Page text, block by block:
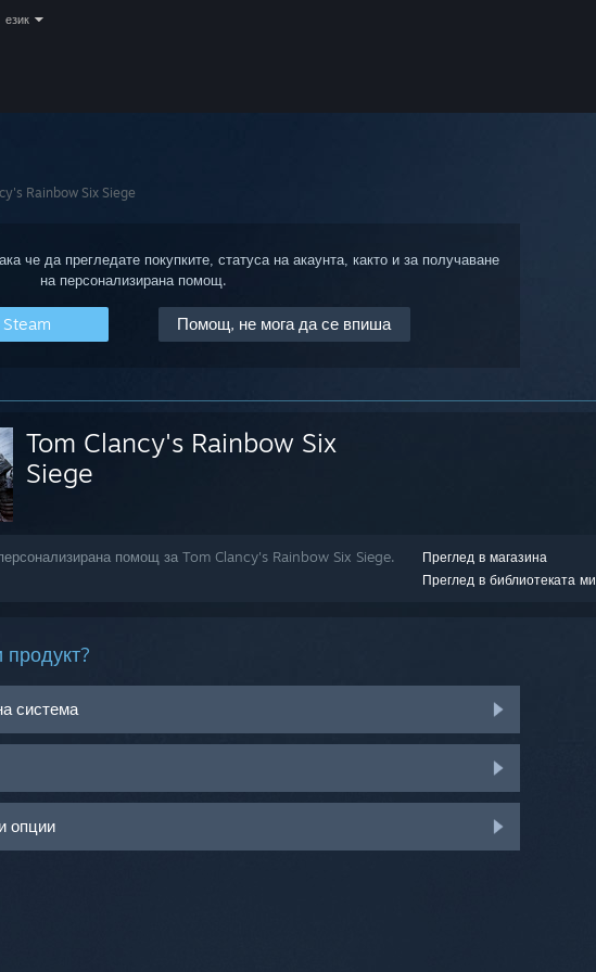
език
Rainbow Six Siege
че да прегледате покупките, статуса на акаунта, както и за получаване
на персонализирана помощ.
Помощ, не мога да се впиша
Tom Clancy's Rainbow Six
Siege
Преглед в магазина
Преглед в библиотеката ми
помощ за Tom Clancy's Rainbow Six Siege.
система
опции